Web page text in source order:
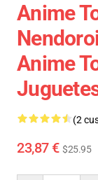
Anime
Anime
(2
23,87 € $25.95